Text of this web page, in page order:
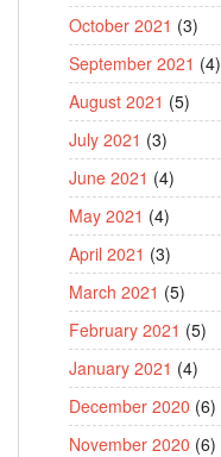
October 2021 (3)
September 2021 (4)
August 2021 (5)
July 2021 (3)
June 2021 (4)
May 2021 (4)
April 2021 (3)
March 2021 (5)
February 2021 (5)
January 2021 (4)
December 2020 (6)
November 2020 (6)